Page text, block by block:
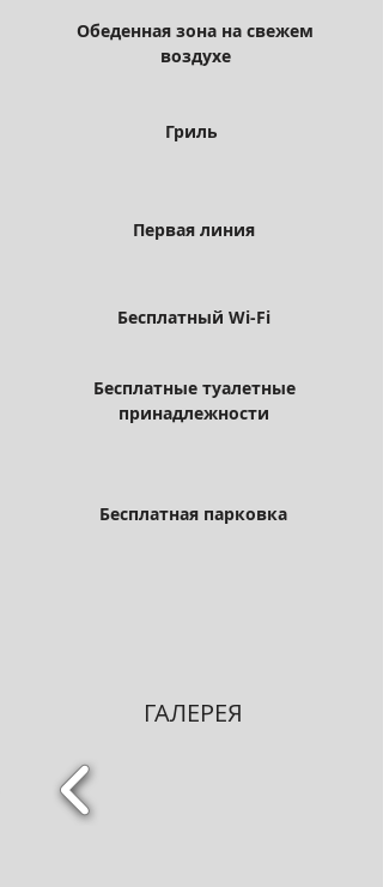
Обеденная зона на свежем
воздухе
Гриль
Первая линия
Бесплатный Wi-Fi
Бесплатные туалетные
принадлежности
Бесплатная парковка
ГАЛЕРЕЯ